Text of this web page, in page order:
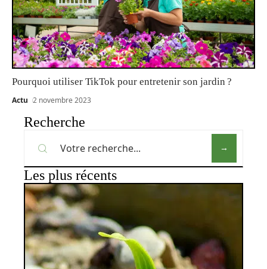
Pourquoi utiliser TikTok pour entretenir son jardin ?
Actu 2 novembre 2023
Recherche
Les plus récents